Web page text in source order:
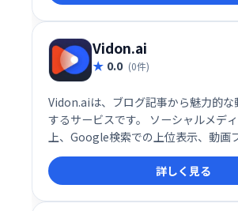
Vidon.ai
0.0 (0件)
Vidon.aiは、ブログ記事から魅力的な
するサービスです。 ソーシャルメデ
上、Google検索での上位表示、動画
ムでのコンテンツ共有を支援します
単に動画化し、効果的なコンテンツマ
実現できます。
詳しく見る